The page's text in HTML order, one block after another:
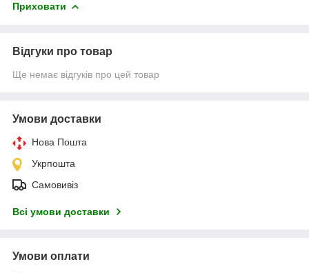
Приховати
Відгуки про товар
Ще немає відгуків про цей товар
Умови доставки
Нова Пошта
Укрпошта
Самовивіз
Всі умови доставки
Умови оплати